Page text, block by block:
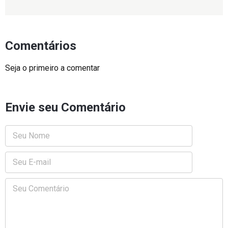
Comentários
Seja o primeiro a comentar
Envie seu Comentário